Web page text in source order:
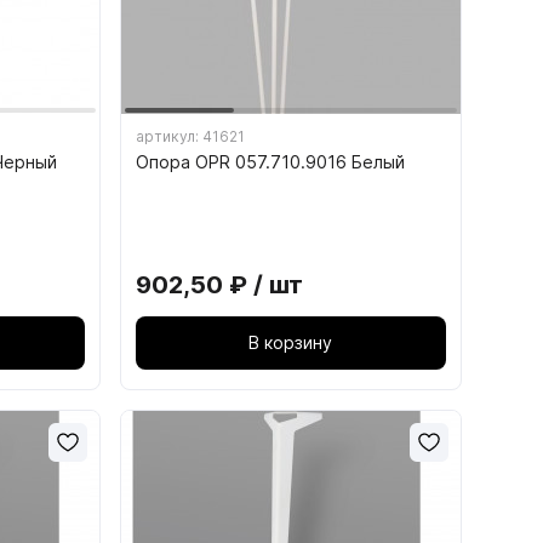
9.5. Подъёмные механизмы для
складных створок
9.6. Механизмы параллельного
артикул: 41621
Опора OPR 057.710.9016 Белый
902,50 ₽ / шт
В корзину